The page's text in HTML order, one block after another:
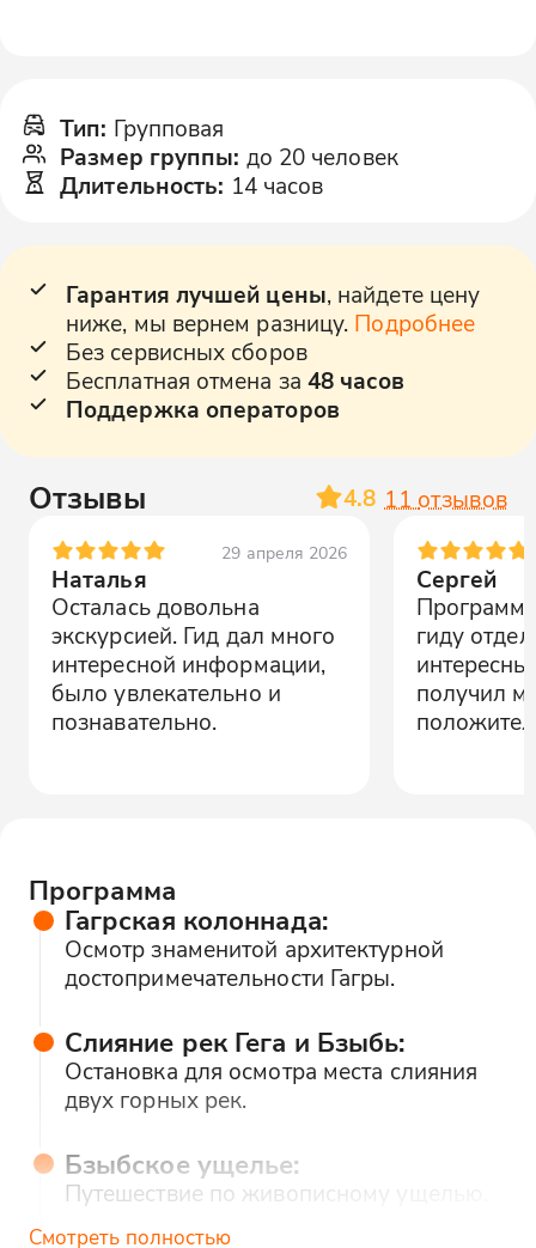
Тип: Групповая
Размер группы: до 20 человек
Длительность: 14 часов
Гарантия лучшей цены, найдете цену
ниже, мы вернем разницу. Подробнее
Без сервисных сборов
Бесплатная отмена за 48 часов
Поддержка операторов
Отзывы 4.8 11 отзывов
29 апреля 2026
Наталья
Осталась довольна
экскурсией. Гид дал много
интересной информации,
было увлекательно и
познавательно.
Сергей
гиду
получил
Программа
Гагрская колоннада:
Осмотр знаменитой архитектурной
достопримечательности Гагры.
Слияние рек Гега и Бзыбь:
Остановка для осмотра места слияния
двух горных рек.
Бзыбское ущелье:
Путешествие по живописному ущелью.
Смотреть полностью